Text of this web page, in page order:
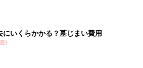
にいくらかかる？墓じまい費用
)